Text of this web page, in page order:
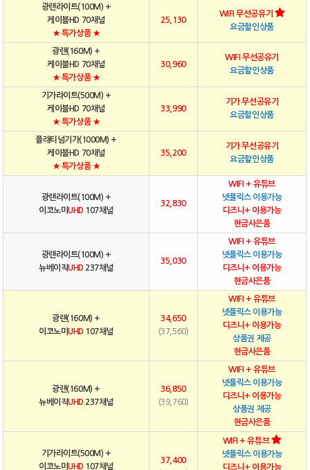
광랜라이트(100M) +
케이블HD 70채널
★ 특가상품 ★
25,130
WIFI 무선공유기
요금할인상품
광랜(160M) +
케이블HD 70채널
★ 특가상품 ★
30,960
WIFI 무선공유기
요금할인상품
기가라이트(500M) +
케이블HD 70채널
★ 특가상품 ★
33,990
기가 무선공유기
요금할인상품
플래티넘기가(1000M) +
케이블HD 70채널
★ 특가상품 ★
35,200
기가 무선공유기
요금할인상품
광랜라이트(100M) +
이코노미UHD 107채널
32,830
WIFI + 유튜브
넷플릭스 이용가능
디즈니+ 이용가능
현금사은품
광랜라이트(100M) +
뉴베이직UHD 237채널
35,030
WIFI + 유튜브
넷플릭스 이용가능
디즈니+ 이용가능
현금사은품
광랜(160M) +
이코노미UHD 107채널
34,650
(37,560)
WIFI + 유튜브
넷플릭스 이용가능
디즈니+ 이용가능
상품권 제공
현금사은품
광랜(160M) +
뉴베이직UHD 237채널
36,850
(39,760)
WIFI + 유튜브
넷플릭스 이용가능
디즈니+ 이용가능
상품권 제공
현금사은품
기가라이트(500M) +
이코노미UHD 107채널
37,400
WIFI + 유튜브
넷플릭스 이용가능
디즈니+ 이용가능